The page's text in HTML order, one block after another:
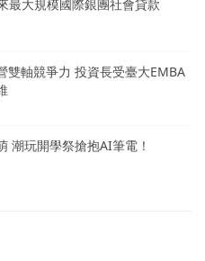
最大規模國際銀團社會貸款
雙軸競爭力 投資長受臺大EMBA
潮玩開學祭搶抱AI筆電！